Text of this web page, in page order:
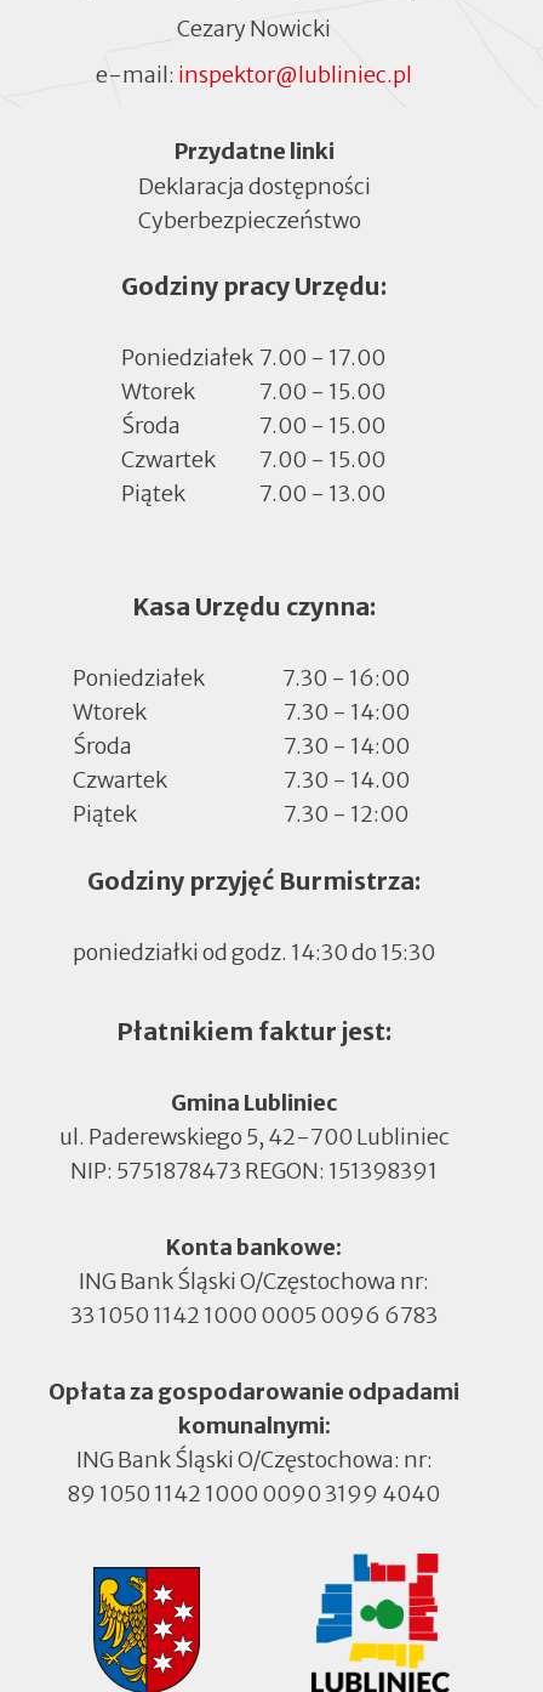
Cezary Nowicki
e-mail: inspektor@lubliniec.pl
MenuPrzydatne linki
Deklaracja dostępności
Cyberbezpieczeństwo
w
zakładce
Godziny pracy Urzędu:
Poniedziałek 7.00 - 17.00
Wtorek
7.00 - 15.00
Środa
7.00 - 15.00
Czwartek
7.00 - 15.00
Piątek
7.00 - 13.00
Kasa Urzędu czynna:
Poniedziałek
7.30 - 16:00
Wtorek
7.30 - 14:00
Środa
7.30 - 14:00
Czwartek
7.30 - 14.00
Piątek
7.30 - 12:00
Godziny przyjęć Burmistrza:
poniedziałki od godz. 14:30 do 15:30
Płatnikiem faktur jest:
Gmina Lubliniec
ul. Paderewskiego 5, 42-700 Lubliniec
NIP: 5751878473 REGON: 151398391
Konta bankowe:
ING Bank Śląski O/Częstochowa nr:
33 1050 1142 1000 0005 0096 6783
Opłata za gospodarowanie odpadami
komunalnymi:
ING Bank Śląski O/Częstochowa: nr:
89 1050 1142 1000 0090 3199 4040